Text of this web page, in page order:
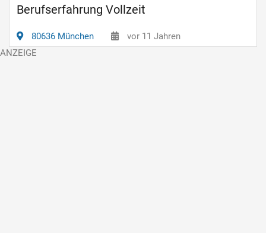
Berufserfahrung Vollzeit
80636 München vor 11 Jahren